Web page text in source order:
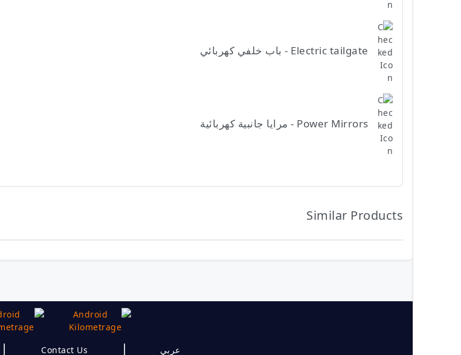
Electric tailgate - باب خلفي كهربائي
Power Mirrors - مرايا جانبية كهربائية
Similar Products
عربي |
| Contact Us